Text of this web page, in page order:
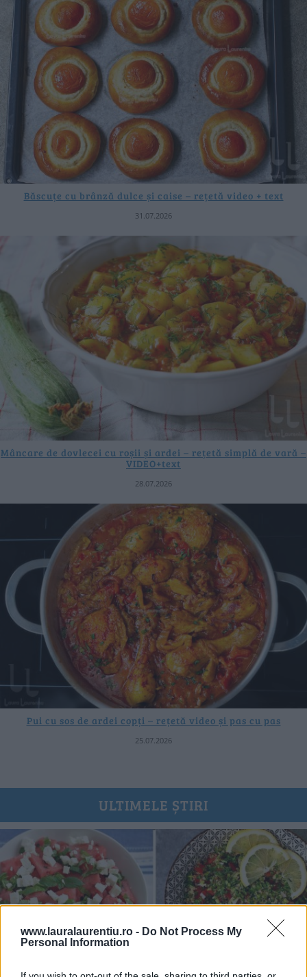
www.lauralaurentiu.ro - Do Not Process My
Personal Information
Băscuțe cu brânză dulce și caise – rețetă video + text
31.07.2026
Mâncare de dovlecei cu roșii și ardei – rețetă simplă de vară –
VIDEO+text
28.07.2026
Pui cu sos de ardei copți – rețetă video și pas cu pas
25.07.2026
ULTIMELE ȘTIRI